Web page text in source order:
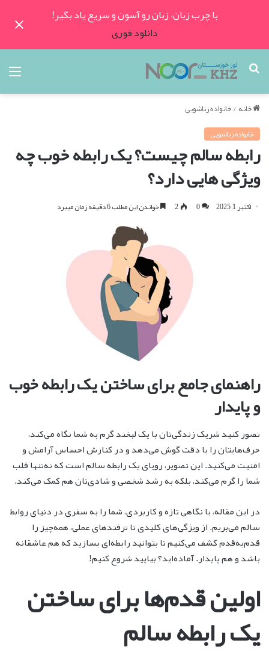
با چرب زبان، زبان رو آسون و سریع یاد بگیر!
دانلود فوری
جستجو
برای
خانه/خانواده زناشویی
خانواده زناشویی
رابطه سالم چیست؟ یک رابطه خوب چه
ویژگی هایی دارد؟
اکتبر 1, 2025 0
2 خواندن این مطلب 6 دقیقه زمان میبرد
راهنمای جامع برای ساختن یک رابطه خوب
و پایدار
تصور کنید شریک زندگی‌تان با یک لبخند گرم به شما نگاه می‌کند،
حرف‌هایتان را با دقت گوش می‌دهد و در کنارش احساس آرامش و
امنیت می‌کنید. این تصویر، رویای یک رابطه سالم است که نه‌تنها قلب
شما را گرم می‌کند، بلکه به رشد شخصی و شادی‌تان هم کمک می‌کند.
در این مقاله، با نگاهی تازه و کاربردی، شما را به سفری در دنیای روابط
سالم می‌بریم. از ویژگی‌های کلیدی تا ترفندهای عملی، همه‌چیز را
قدم‌به‌قدم کشف می‌کنیم تا بتوانید رابطه‌ای بسازید که هم عاشقانه
باشد و هم پایدار. آماده‌اید؟ بیایید شروع کنیم!
اولین قدم‌ها برای ساختن
یک رابطه سالم